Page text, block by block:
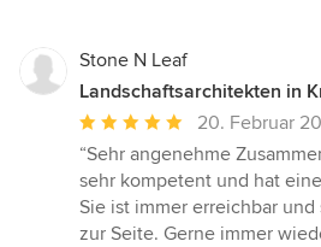
Stone N Leaf
Landschaftsarchitekten in
Durchschnittliche
Bewertung:
5
von
5
20. Februar
“Sehr angenehme
sehr kompetent und hat
Sie ist immer erreichbar
zur Seite. Gerne immer